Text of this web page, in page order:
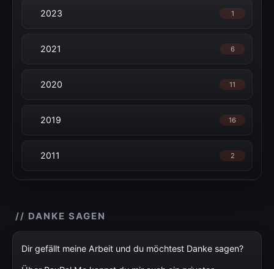
2023 1
2021 6
2020 11
2019 16
2011 2
// DANKE SAGEN
Dir gefällt meine Arbeit und du möchtest Danke sagen?